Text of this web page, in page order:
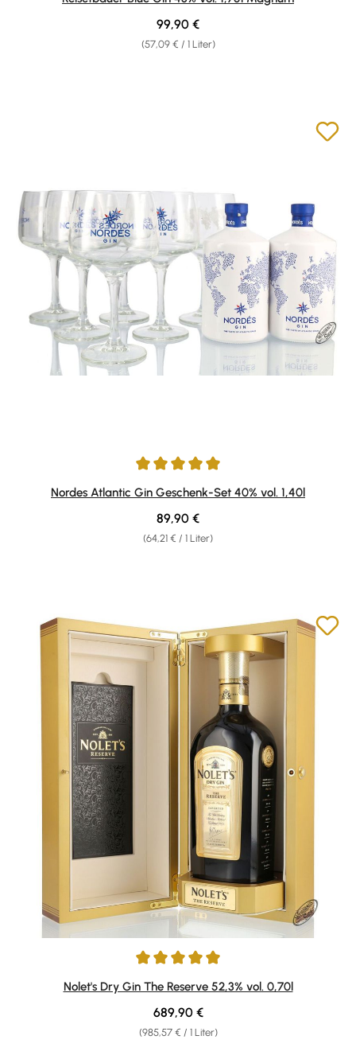
(57,09 € / 1 Liter)
Regulärer Preis:
99,90 €
Durchschnittliche Bewertung von 5 von 5 Sternen
Nordes Atlantic Gin Geschenk-Set 40% vol. 1,40l
(64,21 € / 1 Liter)
Regulärer Preis:
89,90 €
Durchschnittliche Bewertung von 5 von 5 Sternen
Nolet's Dry Gin The Reserve 52,3% vol. 0,70l
(985,57 € / 1 Liter)
Regulärer Preis:
689,90 €